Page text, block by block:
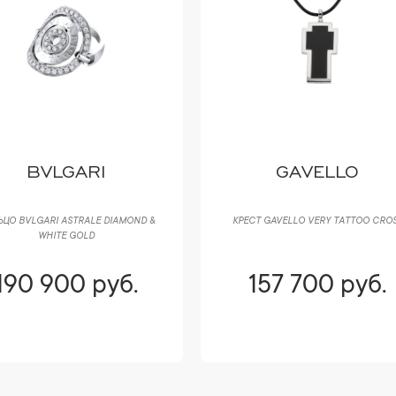
GAVELLO
GAVELLO VERY TATTOO CROSS
700 руб.
CARRERA Y
КОЛЬЦО CARRERA Y CARRERA
178 450 руб.